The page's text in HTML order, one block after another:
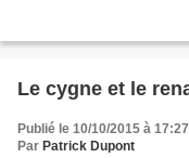
Le cygne et le
Publié le 10/10/2015 à 17:27
Par Patrick Dupont